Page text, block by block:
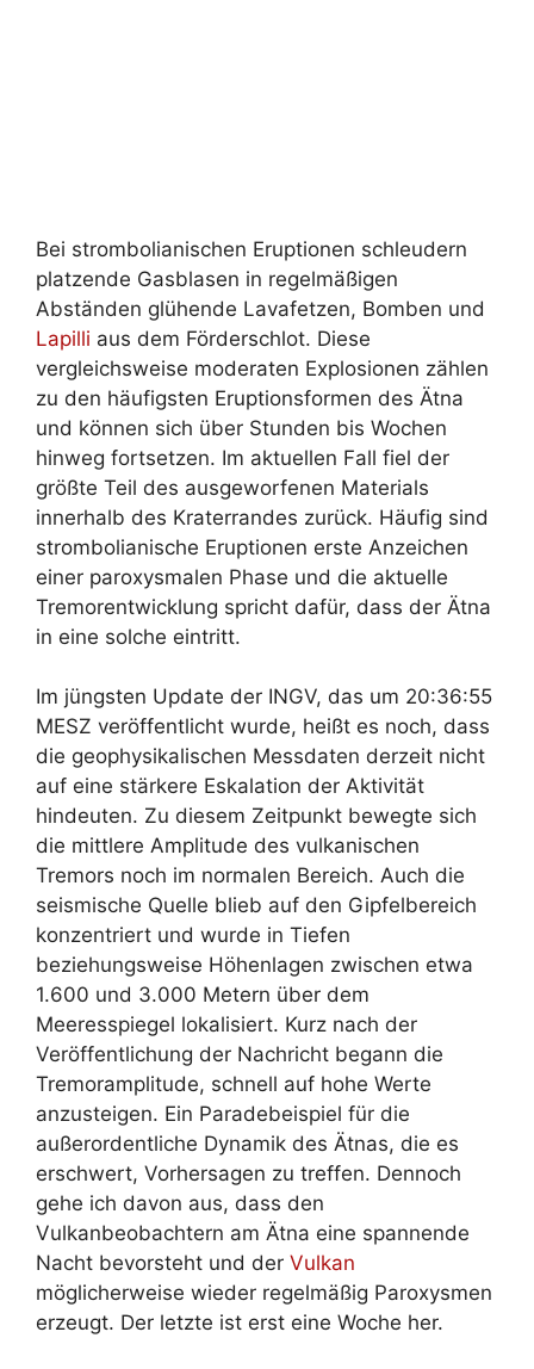
Bei strombolianischen Eruptionen schleudern
platzende Gasblasen in regelmäßigen
Abständen glühende Lavafetzen, Bomben und
Lapilli aus dem Förderschlot. Diese
vergleichsweise moderaten Explosionen zählen
zu den häufigsten Eruptionsformen des Ätna
und können sich über Stunden bis Wochen
hinweg fortsetzen. Im aktuellen Fall fiel der
größte Teil des ausgeworfenen Materials
innerhalb des Kraterrandes zurück. Häufig sind
strombolianische Eruptionen erste Anzeichen
einer paroxysmalen Phase und die aktuelle
Tremorentwicklung spricht dafür, dass der Ätna
in eine solche eintritt.
Im jüngsten Update der INGV, das um 20:36:55
MESZ veröffentlicht wurde, heißt es noch, dass
die geophysikalischen Messdaten derzeit nicht
auf eine stärkere Eskalation der Aktivität
hindeuten. Zu diesem Zeitpunkt bewegte sich
die mittlere Amplitude des vulkanischen
Tremors noch im normalen Bereich. Auch die
seismische Quelle blieb auf den Gipfelbereich
konzentriert und wurde in Tiefen
beziehungsweise Höhenlagen zwischen etwa
1.600 und 3.000 Metern über dem
Meeresspiegel lokalisiert. Kurz nach der
Veröffentlichung der Nachricht begann die
Tremoramplitude, schnell auf hohe Werte
anzusteigen. Ein Paradebeispiel für die
außerordentliche Dynamik des Ätnas, die es
erschwert, Vorhersagen zu treffen. Dennoch
gehe ich davon aus, dass den
Vulkanbeobachtern am Ätna eine spannende
Nacht bevorsteht und der Vulkan
möglicherweise wieder regelmäßig Paroxysmen
erzeugt. Der letzte ist erst eine Woche her.